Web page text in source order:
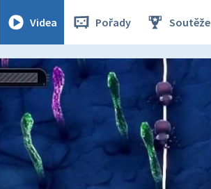
Videa Pořady Soutěže